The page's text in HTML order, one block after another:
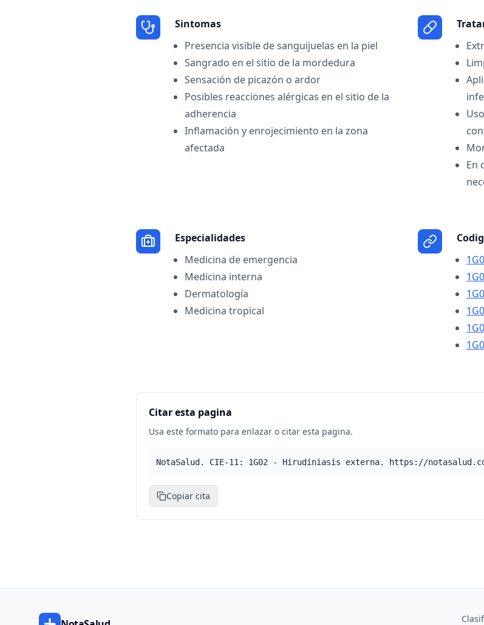
Sintomas
Presencia visible de sanguijuelas en la piel
Sangrado en el sitio de la mordedura
Sensación de picazón o ardor
Posibles reacciones alérgicas en el sitio de la
adherencia
Inflamación y enrojecimiento en la zona
afectada
En
Especialidades
Medicina de emergencia
Medicina interna
Dermatología
Medicina tropical
Citar esta pagina
Usa este formato para enlazar o citar esta pagina.
NotaSalud. CIE-11: 1G02 - Hirudiniasis externa. https://
Copiar cita